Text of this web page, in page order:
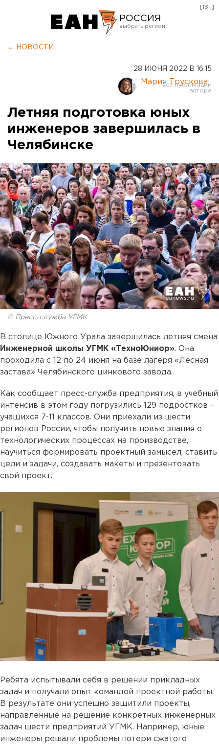
РОССИЯ
Курган
Оренбург
[18+]
← НОВОСТИ
28 ИЮНЯ 2022 В 16:15
Мария Трускова
Летняя подготовка юных
инженеров завершилась в
Челябинске
© Пресс-служба УГМК
В столице Южного Урала завершилась летняя смена
Инженерной школы УГМК «ТехноЮниор». Она
проходила с 12 по 24 июня на базе лагеря «Лесная
застава» Челябинского цинкового завода.
Как сообщает пресс-служба предприятия, в учебный
интенсив в этом году погрузились 129 подростков –
учащихся 7-11 классов. Они приехали из шести
регионов России, чтобы получить новые знания о
технологических процессах на производстве,
научиться формировать проектный замысел, ставить
цели и задачи, создавать макеты и презентовать
свой проект.
Ребята испытывали себя в решении прикладных
задач и получали опыт командой проектной работы.
В результате они успешно защитили проекты,
направленные на решение конкретных инженерных
задач шести предприятий УГМК. Например, юные
инженеры решали проблемы потери сжатого